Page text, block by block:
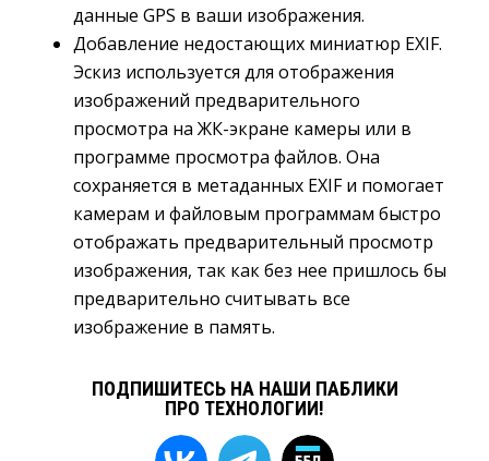
данные GPS в ваши изображения.
Добавление недостающих миниатюр EXIF.
Эскиз используется для отображения
изображений предварительного
просмотра на ЖК-экране камеры или в
программе просмотра файлов. Она
сохраняется в метаданных EXIF и помогает
камерам и файловым программам быстро
отображать предварительный просмотр
изображения, так как без нее пришлось бы
предварительно считывать все
изображение в память.
ПОДПИШИТЕСЬ НА НАШИ ПАБЛИКИ
ПРО ТЕХНОЛОГИИ!